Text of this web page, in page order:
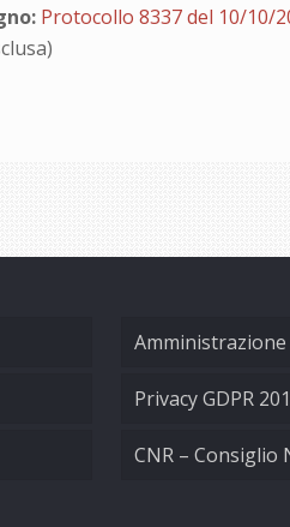
Protocollo 8337 del 10/10/
Privacy GDPR
CNR – Consiglio